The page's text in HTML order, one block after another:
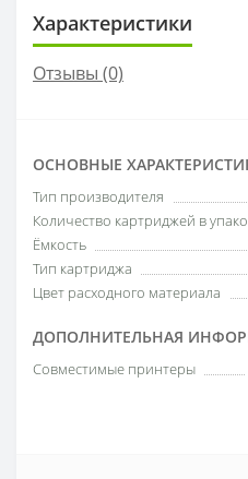
Характеристики
Отзывы (0)
ОСНОВНЫЕ
Тип производителя
Количество картриджей в
Ёмкость
Тип картриджа
Цвет расходного материала
ДОПОЛНИТЕЛЬНАЯ
Совместимые принтеры